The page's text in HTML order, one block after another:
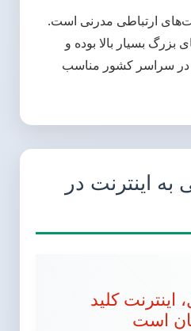
ارتباطی مدرنی است.
بسیار بالا بوده و
سراسر کشور مناسب
اینترنت در
اینترنت کلید
است